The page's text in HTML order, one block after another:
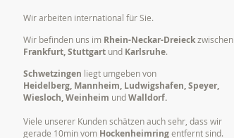
Wir arbeiten international für Sie.
Wir befinden uns im Rhein-Neckar-Dreieckzwischen
Frankfurt, Stuttgart und Karlsruhe.
Schwetzingen liegt umgeben von
Heidelberg, Mannheim, Ludwigshafen, Speyer,
Wiesloch, Weinheim undWalldorf.
Viele unserer Kunden schätzen auch sehr, dass wir
gerade 10min vom Hockenheimringentfernt sind.